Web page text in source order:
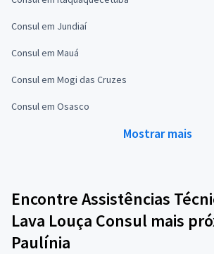
Consul em Jundiaí
Consul em Mauá
Consul em Mogi das Cruzes
Consul em Osasco
Mostrar mais
Encontre Assistências
Lava Louça Consul mais
Paulínia